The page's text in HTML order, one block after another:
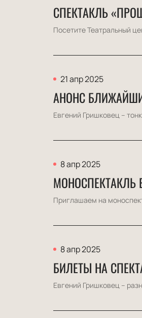
СПЕКТАКЛЬ
Посетите Театральный
21 апр 2025
АНОНС
Евгений Гришковец –
8 апр 2025
Приглашаем на
8 апр 2025
БИЛЕТЫ НА
Евгений Гришковец –